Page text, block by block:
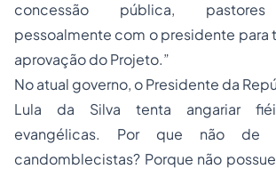
concessão pública, pastores
pessoalmente com o presidente para
aprovação do Projeto.”
No atual governo, o Presidente da
Lula da Silva tenta angariar
evangélicas. Por que não de
candomblecistas? Porque não